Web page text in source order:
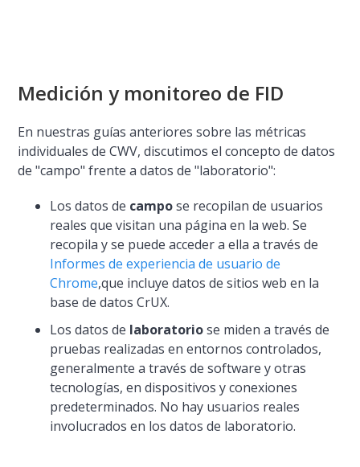
Medición y monitoreo de FID
En nuestras guías anteriores sobre las métricas
individuales de CWV, discutimos el concepto de datos
de "campo" frente a datos de "laboratorio":
Los datos de campose recopilan de usuarios
reales que visitan una página en la web. Se
recopila y se puede acceder a ella a través de
Informes de experiencia de usuario de
Chrome,que incluye datos de sitios web en la
base de datos CrUX.
Los datos de laboratoriose miden a través de
pruebas realizadas en entornos controlados,
generalmente a través de software y otras
tecnologías, en dispositivos y conexiones
predeterminados. No hay usuarios reales
involucrados en los datos de laboratorio.